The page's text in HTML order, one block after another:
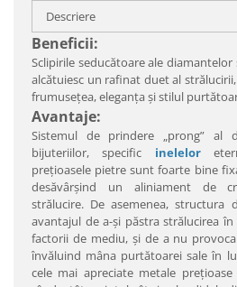
Descriere
Beneficii:
Sclipirile seducătoare ale
alcătuiesc un rafinat duet al
frumuseţea, eleganţa şi stilul
Avantaje:
Sistemul de prindere „prong” al
bijuteriilor, specific inelelor
preţioasele pietre sunt foarte bine
desăvârşind un aliniament de
strălucire. De asemenea, structura
avantajul de a-şi păstra strălucirea
factorii de mediu, şi de a nu
învăluind mâna purtătoarei sale în
cele mai apreciate metale